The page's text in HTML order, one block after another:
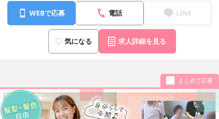
WEBで応募 電話 LINE
気になる 求人詳細を見る
まとめて応募